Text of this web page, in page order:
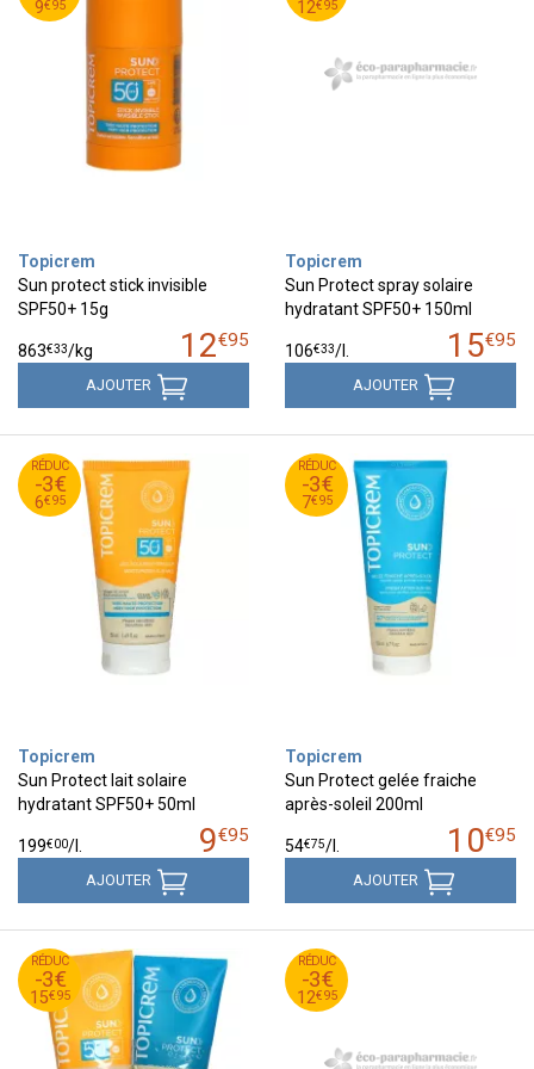
9€95
9
€
95
Topicrem
Sun protect stick invisible
SPF50+ 15g
12€95
863€33/kg
AJOUTER
12€95
12
€
95
Topicrem
Sun Protect spray solaire
hydratant SPF50+ 150ml
15€95
106€33/
AJOUTER
RÉDUC
-3€
6€95
9
€
95
6
€
95
Topicrem
Sun Protect lait solaire
hydratant SPF50+ 50ml
9€95
199€00/
AJOUTER
RÉDUC
-3€
7€95
10
€
95
7
€
95
Topicrem
Sun Protect gelée fraiche
après-soleil 200ml
10€95
54€75/
AJOUTER
RÉDUC
-3€
15€95
18
€
95
15
€
95
RÉDUC
-3€
12€95
15
€
95
12
€
95